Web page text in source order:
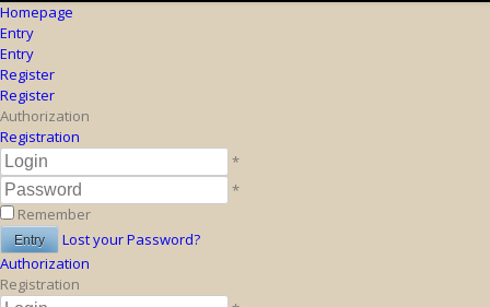
Homepage
Entry
Entry
Register
Register
Authorization
Registration
*
*
Remember
Lost your Password?
Authorization
Registration